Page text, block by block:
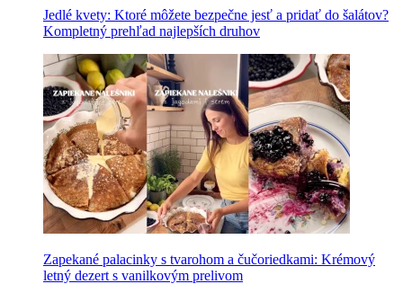
Jedlé kvety: Ktoré môžete bezpečne jesť a pridať do šalátov?
Kompletný prehľad najlepších druhov
Zapekané palacinky s tvarohom a čučoriedkami: Krémový
letný dezert s vanilkovým prelivom